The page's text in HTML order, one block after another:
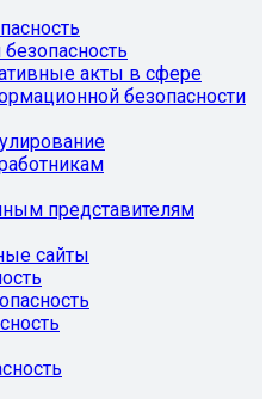
акты в сфере
безопасности
представителям
сайты